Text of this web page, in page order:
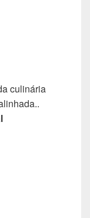
culinária